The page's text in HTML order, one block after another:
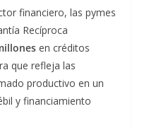
financiero, las pymes
Recíproca
en créditos
que refleja las
productivo en un
y financiamiento